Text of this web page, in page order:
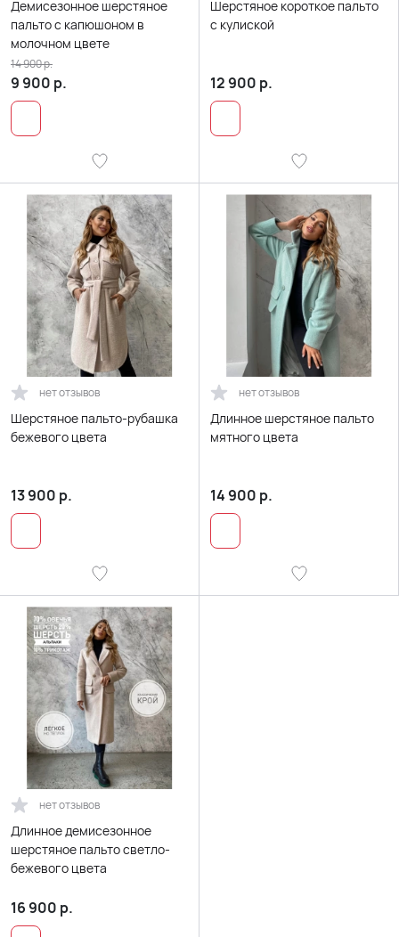
Демисезонное шерстяное
пальто с капюшоном в
молочном цвете
9 900 р.
14 900р.
Шерстяное короткое пальто
с кулиской
12 900 р.
нет отзывов
Шерстяное пальто-рубашка
бежевого цвета
13 900 р.
нет отзывов
Длинное шерстяное пальто
мятного цвета
14 900 р.
нет отзывов
Длинное демисезонное
шерстяное пальто светло-
бежевого цвета
16 900 р.